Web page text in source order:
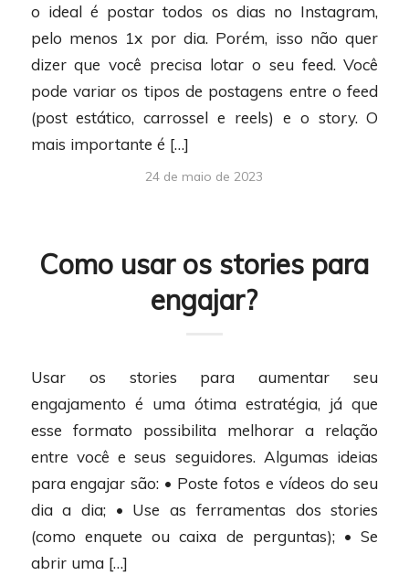
o ideal é postar todos os dias no Instagram,
pelo menos 1x por dia. Porém, isso não quer
dizer que você precisa lotar o seu feed. Você
pode variar os tipos de postagens entre o feed
(post estático, carrossel e reels) e o story. O
mais importante é […]
24 de maio de 2023
Como usar os stories para
engajar?
Usar os stories para aumentar seu
engajamento é uma ótima estratégia, já que
esse formato possibilita melhorar a relação
entre você e seus seguidores. Algumas ideias
para engajar são: • Poste fotos e vídeos do seu
dia a dia; • Use as ferramentas dos stories
(como enquete ou caixa de perguntas); • Se
abrir uma […]